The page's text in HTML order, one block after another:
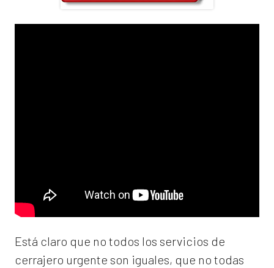
Está claro que no todos los servicios de
cerrajero urgente son iguales, que no todas